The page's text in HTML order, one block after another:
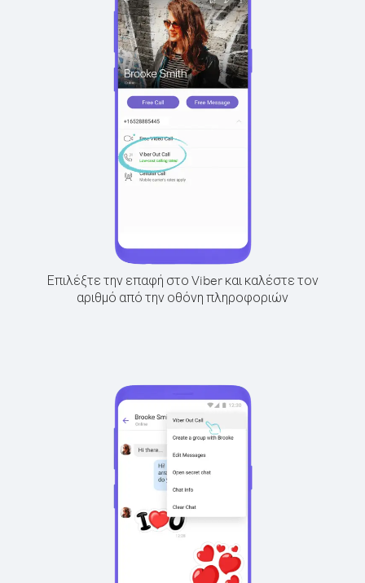
Επιλέξτε την επαφή στο Viber και καλέστε τον
αριθμό από την οθόνη πληροφοριών